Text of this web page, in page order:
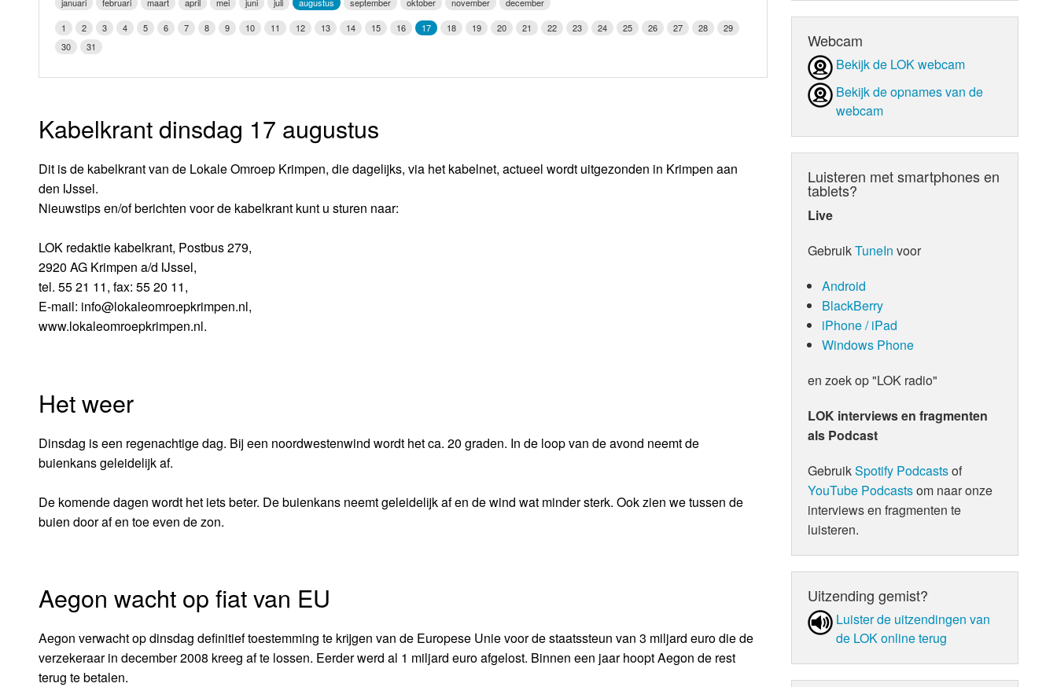
Vrijdag
LOK schijf
Oude LOK programma's
Weerman
1
2 3 4 5 6 7 8 9 10 11 12 13 14 15 16 17 18 19 20 21 22 23 24 25 26 27 28
29
30
31
Kabelkrant dinsdag 17 augustus
Dit is de kabelkrant van de Lokale Omroep Krimpen, die dagelijks, via het kabelnet, actueel wordt uitgezonden in Krimpen aan
den IJssel.
Nieuwstips en/of berichten voor de kabelkrant kunt u sturen naar:
LOK redaktie kabelkrant, Postbus 279,
2920 AG Krimpen a/d IJssel,
tel. 55 21 11, fax: 55 20 11,
E-mail: info@lokaleomroepkrimpen.nl,
www.lokaleomroepkrimpen.nl.
Het weer
Dinsdag is een regenachtige dag. Bij een noordwestenwind wordt het ca. 20 graden. In de loop van de avond neemt de
buienkans geleidelijk af.
De komende dagen wordt het iets beter. De buienkans neemt geleidelijk af en de wind wat minder sterk. Ook zien we tussen de
buien door af en toe even de zon.
Aegon wacht op fiat van EU
Aegon verwacht op dinsdag definitief toestemming te krijgen van de Europese Unie voor de staatssteun van 3 miljard euro die de
verzekeraar in december 2008 kreeg af te lossen. Eerder werd al 1 miljard euro afgelost. Binnen een jaar hoopt Aegon de rest
terug te betalen.
Webcam
Bekijk de LOK webcam
Bekijk de opnames van de
webcam
Luisteren met smartphones en
tablets?
Live
GebruikTuneIn voor
Android
BlackBerry
iPhone / iPad
Windows Phone
en zoek op "LOK radio"
LOK interviews en fragmenten
als Podcast
GebruikSpotify Podcastsof
YouTube Podcastsom naar onze
interviews en fragmenten te
luisteren.
Uitzending gemist?
Luister de uit­zen­din­gen van
de LOK online terug